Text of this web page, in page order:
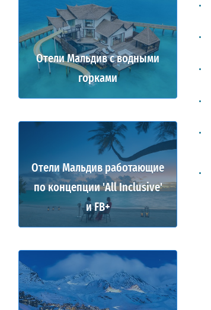
Отели Мальдив с водными
горками
Отели Мальдив работающие
по концепции 'All Inclusive'
и FB+